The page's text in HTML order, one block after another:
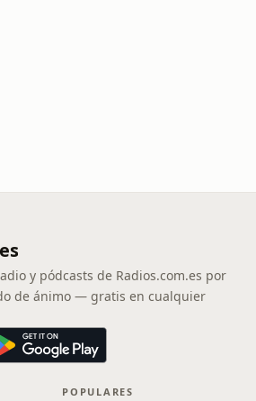
y pódcasts de Radios.com.es por
de ánimo — gratis en cualquier
POPULARES